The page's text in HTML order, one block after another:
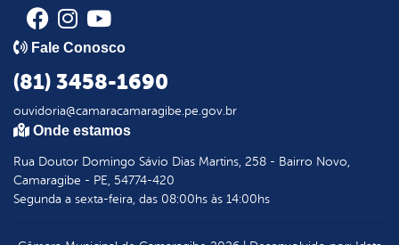
Fale Conosco
(81) 3458-1690
ouvidoria@camaracamaragibe.pe.gov.br
Onde estamos
Rua Doutor Domingo Sávio Dias Martins, 258 - Bairro Novo,
Camaragibe - PE, 54774-420
Segunda a sexta-feira, das 08:00hs às 14:00hs